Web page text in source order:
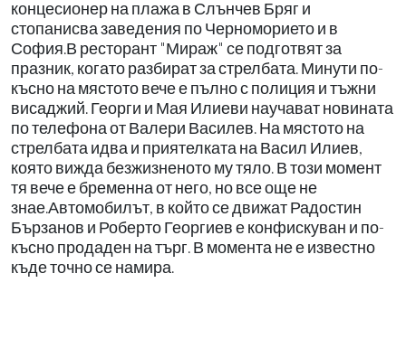
концесионер на плажа в Слънчев Бряг и
стопанисва заведения по Черноморието и в
София.В ресторант "Мираж" се подготвят за
празник, когато разбират за стрелбата. Минути по-
късно на мястото вече е пълно с полиция и тъжни
висаджий. Георги и Мая Илиеви научават новината
по телефона от Валери Василев. На мястото на
стрелбата идва и приятелката на Васил Илиев,
която вижда безжизненото му тяло. В този момент
тя вече е бременна от него, но все още не
знае.Автомобилът, в който се движат Радостин
Бързанов и Роберто Георгиев е конфискуван и по-
късно продаден на търг. В момента не е известно
къде точно се намира.